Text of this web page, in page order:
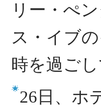
リー・ぺ
ス・イブ
時を過ご
26日、ホ